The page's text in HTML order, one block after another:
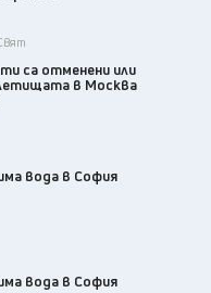
са отменени или
в Москва
вода в София
вода в София